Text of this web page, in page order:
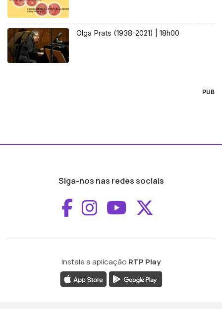
Olga Prats (1938-2021) | 18h00
PUB
Siga-nos nas redes sociais
Aceder ao
Aceder ao
Aceder ao
Instale a aplicação RTP Play